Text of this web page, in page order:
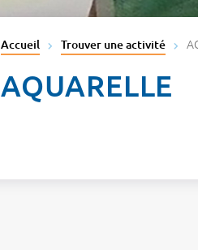
Accueil Trouver une activité
AQUARELLE